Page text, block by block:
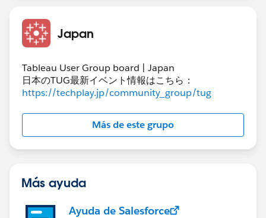
Japan
Tableau User Group board | Japan
日本のTUG最新イベント情報はこちら：
https://techplay.jp/community_group/tug
Más de este grupo
Más ayuda
Ayuda de Salesforce